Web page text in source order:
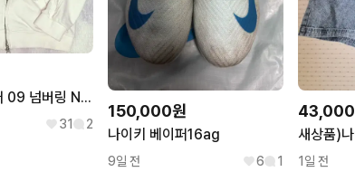
급처) 클리시어 09 넘버링 Numbering 후드집업 화이트 판매
31 2
150,000원
나이키 베이퍼16ag
9일 전 6 1
43,000
1일 전